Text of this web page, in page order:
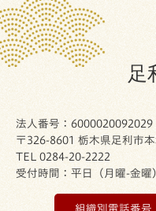
足
法人番号：6000020092029
〒326-8601 栃木県足利市
TEL 0284-20-2222
受付時間：平日（月曜-金
組織別電話番号